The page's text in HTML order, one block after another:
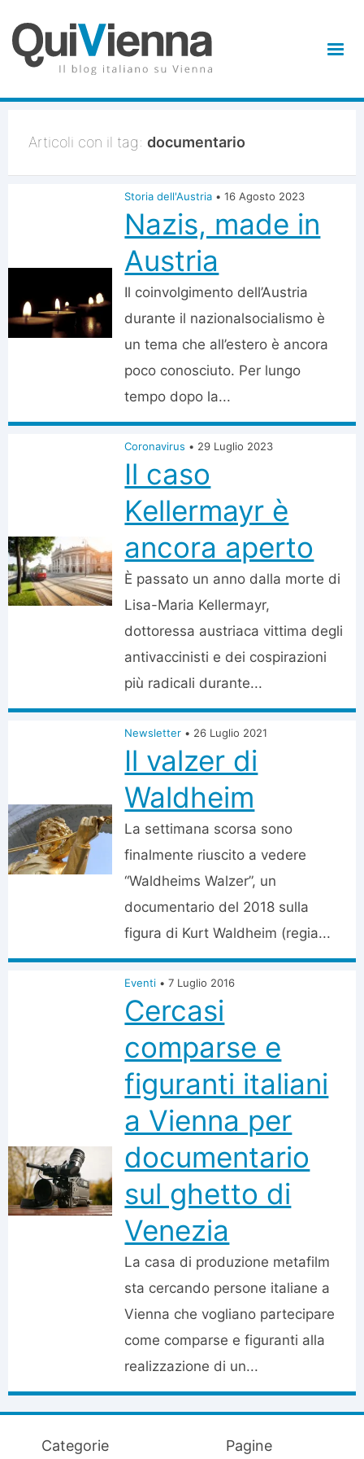
Articoli con il tag: documentario
Storia dell'Austria • 16 Agosto 2023
Nazis, made in
Austria
Il coinvolgimento dell’Austria
durante il nazionalsocialismo è
un tema che all’estero è ancora
poco conosciuto. Per lungo
tempo dopo la...
Coronavirus • 29 Luglio 2023
Il caso
Kellermayr è
ancora aperto
È passato un anno dalla morte di
Lisa-Maria Kellermayr,
dottoressa austriaca vittima degli
antivaccinisti e dei cospirazioni
più radicali durante...
Newsletter • 26 Luglio 2021
Il valzer di
Waldheim
La settimana scorsa sono
finalmente riuscito a vedere
“Waldheims Walzer”, un
documentario del 2018 sulla
figura di Kurt Waldheim (regia...
Eventi • 7 Luglio 2016
Cercasi
comparse e
figuranti italiani
a Vienna per
documentario
sul ghetto di
Venezia
La casa di produzione metafilm
sta cercando persone italiane a
Vienna che vogliano partecipare
come comparse e figuranti alla
realizzazione di un...
Categorie Pagine